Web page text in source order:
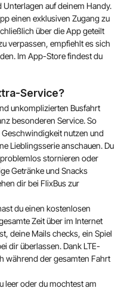
Unterlagen auf deinem Handy.
einen exklusiven Zugang zu
über die App geteilt
verpassen, empfiehlt es sich
Im App-Store findest du
Service?
unkomplizierten Busfahrt
besonderen Service. So
nutzen und
Lieblingsserie anschauen. Du
stornieren oder
Getränke und Snacks
dir bei FlixBus zur
du einen kostenlosen
Zeit über im Internet
deine Mails checks, ein Spiel
dir überlassen. Dank LTE-
während der gesamten Fahrt
leer oder du mochtest am